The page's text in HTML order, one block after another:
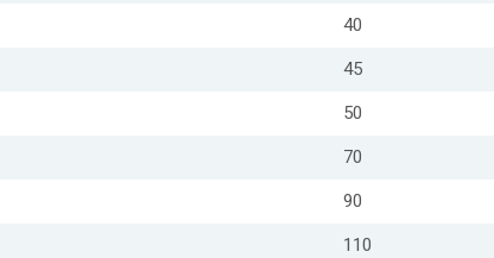
40
45
50
70
90
110